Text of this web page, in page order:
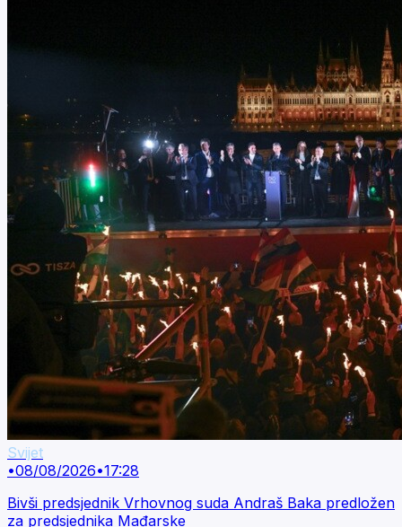
Svijet
•08/08/2026•17:28
Bivši predsjednik Vrhovnog suda Andraš Baka predložen
za predsjednika Mađarske